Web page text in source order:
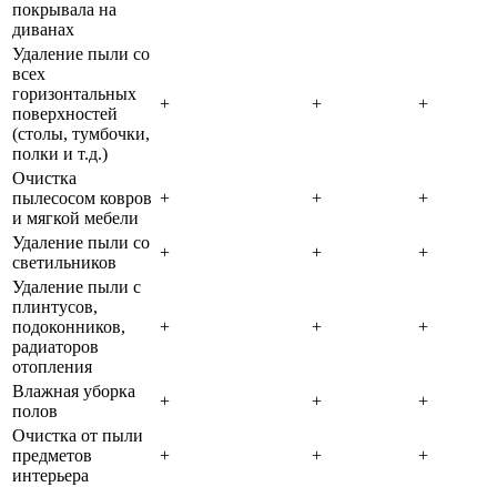
покрывала на
диванах
Удаление пыли со
всех
горизонтальных
поверхностей
(столы, тумбочки,
полки и т.д.)
+ + +
Очистка
пылесосом ковров
и мягкой мебели
+ + +
Удаление пыли со
светильников
+ +
+
Удаление пыли с
плинтусов,
подоконников,
радиаторов
отопления
+ + +
Влажная уборка
полов
+ +
+
Очистка от пыли
предметов
интерьера
+ + +